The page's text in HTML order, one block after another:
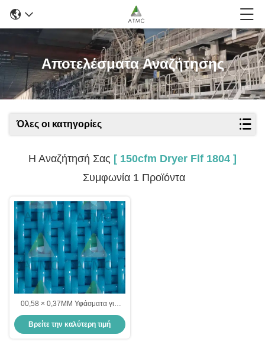
Αποτελέσματα Αναζήτησης
Όλες οι κατηγορίες
Η Αναζήτησή Σας [ 150cfm Dryer Flf 1804 ]
Συμφωνία 1 Προϊόντα
00,58 × 0,37MM Υφάσματα για
στεγνωτήρες για υφάσματα
μηχανών χαρτιού
Βρείτε την καλύτερη τιμή